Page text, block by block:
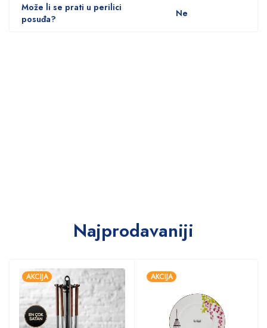
Može li se prati u perilici
posuđa?
Ne
Najprodavaniji
AKCIJA AKCIJA